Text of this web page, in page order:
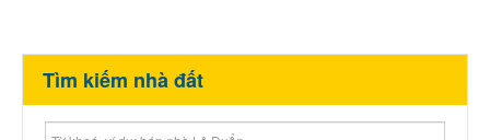
Tìm kiếm nhà đất